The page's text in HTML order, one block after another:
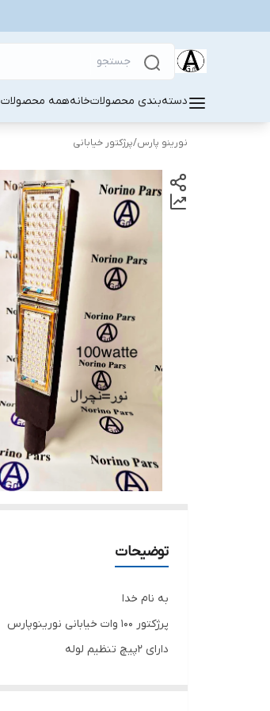
دسته‌بندی محصولاتخانههمه محصولات
نورینو پارس/پرژکتور خیابانی
توضیحات
به نام خدا
پرژکتور ۱۰۰ وات خیابانی نورینوپارس
دارای ۲پیچ تنظیم لوله